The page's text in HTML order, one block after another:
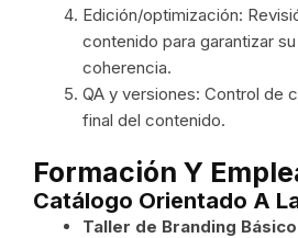
Edición/optimización:
contenido para garantizar
coherencia.
QA y versiones: Control de
final del contenido.
Formación Y
Catálogo Orientado A
Taller de Branding